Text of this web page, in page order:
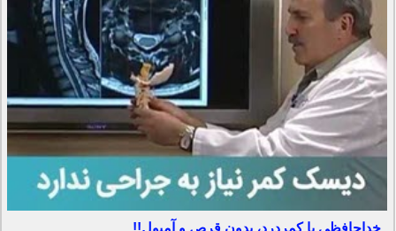
خداحافظی با کمردرد، بدون قرص و آمپول!!